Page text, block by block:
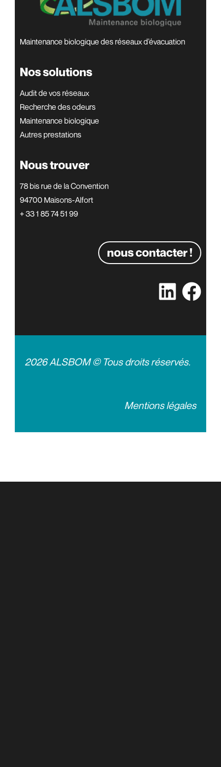
Maintenance biologique des réseaux d’évacuation
Nos solutions
Audit de vos réseaux
Recherche des odeurs
Maintenance biologique
Autres prestations
Nous trouver
78 bis rue de la Convention
94700 Maisons-Alfort
+ 33 1 85 74 51 99
nous contacter !
2026 ALSBOM © Tous droits réservés.
Mentions légales